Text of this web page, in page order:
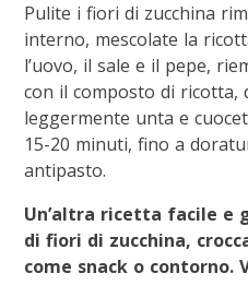
Pulite i fiori di zucchina
interno, mescolate la
l’uovo, il sale e il pepe,
con il composto di ricotta,
leggermente unta e
15-20 minuti, fino a
antipasto.
Un’altra ricetta facile e
di fiori di zucchina,
come snack o contorno.